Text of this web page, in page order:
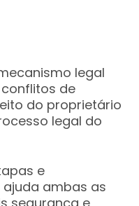
legal
de
do proprietário
legal do
e
ambas as